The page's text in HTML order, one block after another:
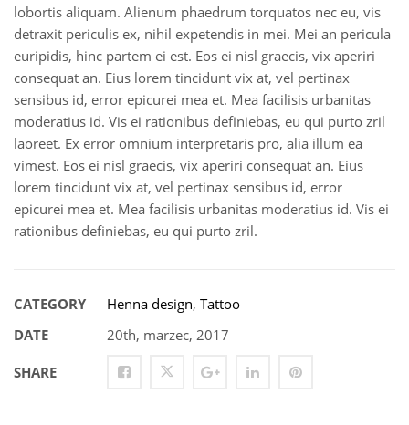
lobortis aliquam. Alienum phaedrum torquatos nec eu, vis
detraxit periculis ex, nihil expetendis in mei. Mei an pericula
euripidis, hinc partem ei est. Eos ei nisl graecis, vix aperiri
consequat an. Eius lorem tincidunt vix at, vel pertinax
sensibus id, error epicurei mea et. Mea facilisis urbanitas
moderatius id. Vis ei rationibus definiebas, eu qui purto zril
laoreet. Ex error omnium interpretaris pro, alia illum ea
vimest. Eos ei nisl graecis, vix aperiri consequat an. Eius
lorem tincidunt vix at, vel pertinax sensibus id, error
epicurei mea et. Mea facilisis urbanitas moderatius id. Vis ei
rationibus definiebas, eu qui purto zril.
CATEGORY Henna design, Tattoo
DATE
20th, marzec, 2017
SHARE